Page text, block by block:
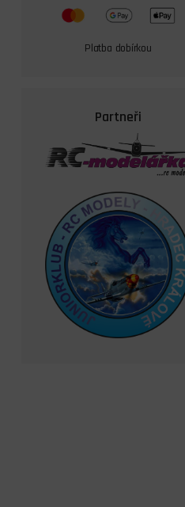
Platba dobírkou
Partneři